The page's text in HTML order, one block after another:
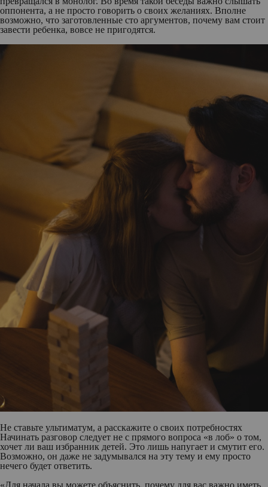
оппонента, а не просто говорить о своих желаниях. Вполне
возможно, что заготовленные сто аргументов, почему вам стоит
завести ребенка, вовсе не пригодятся.
Не ставьте ультиматум, а расскажите о своих потребностях
Начинать разговор следует не с прямого вопроса «в лоб» о том,
хочет ли ваш избранник детей. Это лишь напугает и смутит его.
Возможно, он даже не задумывался на эту тему и ему просто
нечего будет ответить.
«Для начала вы можете объяснить, почему для вас важно иметь